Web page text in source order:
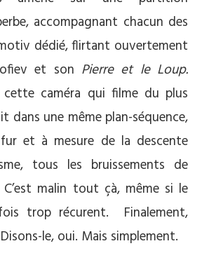
accompagnant chacun des
dédié, flirtant ouvertement
et son Pierre et le Loup.
cette caméra qui filme du plus
dans une même plan-séquence,
et à mesure de la descente
tous les bruissements de
malin tout çà, même si le
trop récurent. Finalement,
le, oui. Mais simplement.